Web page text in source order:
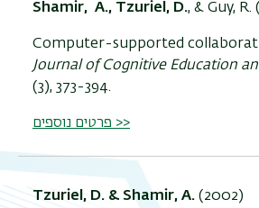
Shamir, A., Tzuriel, D., & Guy, R.
Computer-supported
Journal of Cognitive Education
(3), 373-394.
פרטים נוספים >>
Tzuriel, D. & Shamir, A. (2002)